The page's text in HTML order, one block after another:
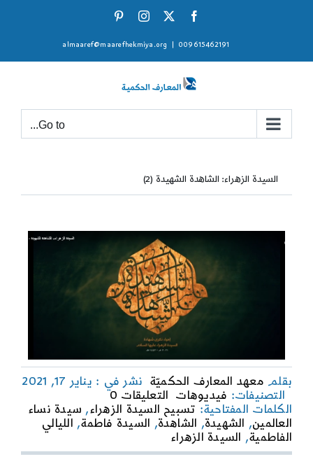
Facebook
X
Instagram
009615462191
almaaref@maarefhekmiya.org
Go to...
السيدة الزهراء: الشاهدة الشهيدة (2)
بقلم معهد المعارف الحكميّة نشر في : يناير 17, 2021
التصنيفات: فيديوهات التعليقات 0
on
السيدة
الزهراء:
الشهيدة
الكلمات المفتاحية: تسبيح السيدة الزهراء, سيدة نساء
العالمين, الشهيدة, الشاهدة, السيدة فاطمة, الليالي
الفاطمية, السيدة الزهراء